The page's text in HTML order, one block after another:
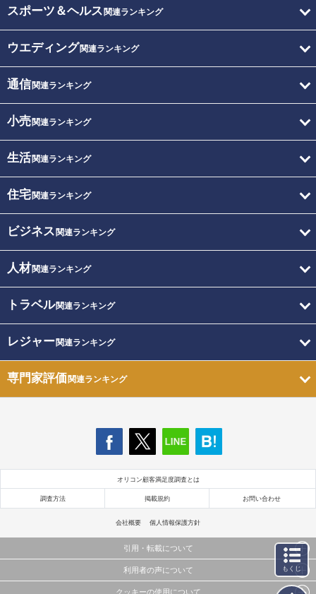
スポーツ＆ヘルス 関連ランキング
ウエディング関連ランキング
通信関連ランキング
小売関連ランキング
生活関連ランキング
住宅関連ランキング
ビジネス 関連ランキング
人材関連ランキング
トラベル関連ランキング
レジャー関連ランキング
専門家評価関連ランキング
オリコン顧客満足度調査とは
調査方法 掲載規約 お問い合わせ
会社概要 個人情報保護方針
引用・転載について
当サイトで公開されている情報（文字、写真、イラスト、画像データ等）及びこれらの配置・
利用者の声について
クッキーの使用について
もくじ